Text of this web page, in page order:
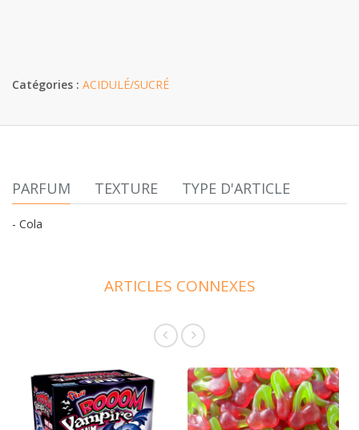
Catégories : ACIDULÉ/SUCRÉ
PARFUM TEXTURE TYPE D'ARTICLE
- Cola
ARTICLES CONNEXES